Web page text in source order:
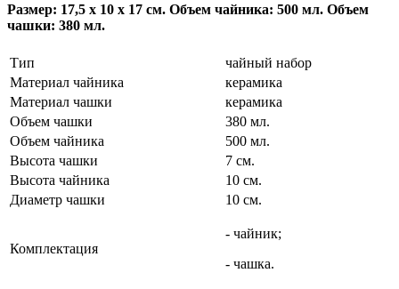
Размер: 17,5 х 10 х 17 см. Объем чайника: 500 мл. Объем
чашки: 380 мл.
Тип
чайный набор
Материал чайника
керамика
Материал чашки
керамика
Объем чашки
380 мл.
Объем чайника
500 мл.
Высота чашки
7 см.
Высота чайника
10 см.
Диаметр чашки
10 см.
Комплектация
- чайник;
- чашка.